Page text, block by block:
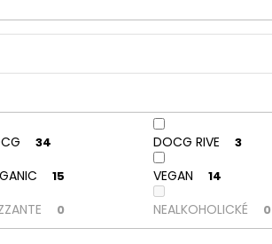
34 DOCG RIVE 3
15 VEGAN 14
0 NEALKOHOLICKÉ 0